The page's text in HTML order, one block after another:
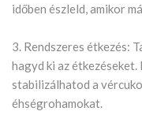
időben észleld, amikor
3. Rendszeres étkezés:
hagyd ki az
stabilizálhatod a
éhségrohamokat.